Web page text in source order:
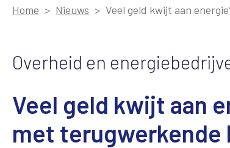
Home Nieuws Veel geld kwijt aan
Overheid en
Veel geld kwijt aan
met